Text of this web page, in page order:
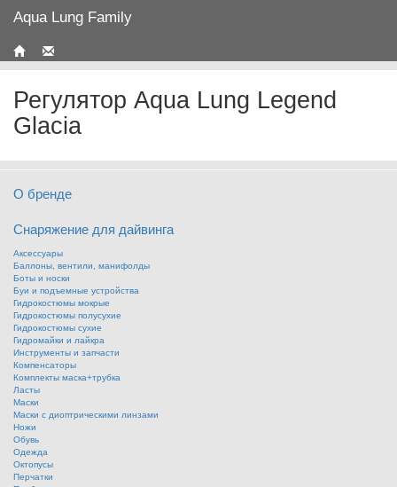
Aqua Lung Family
Регулятор Aqua Lung Legend
Glacia
О бренде
Снаряжение для дайвинга
Аксессуары
Баллоны, вентили, манифолды
Боты и носки
Буи и подъемные устройства
Гидрокостюмы мокрые
Гидрокостюмы полусухие
Гидрокостюмы сухие
Гидромайки и лайкра
Инструменты и запчасти
Компенсаторы
Комплекты маска+трубка
Ласты
Маски
Маски с диоптрическими линзами
Ножи
Обувь
Одежда
Октопусы
Перчатки